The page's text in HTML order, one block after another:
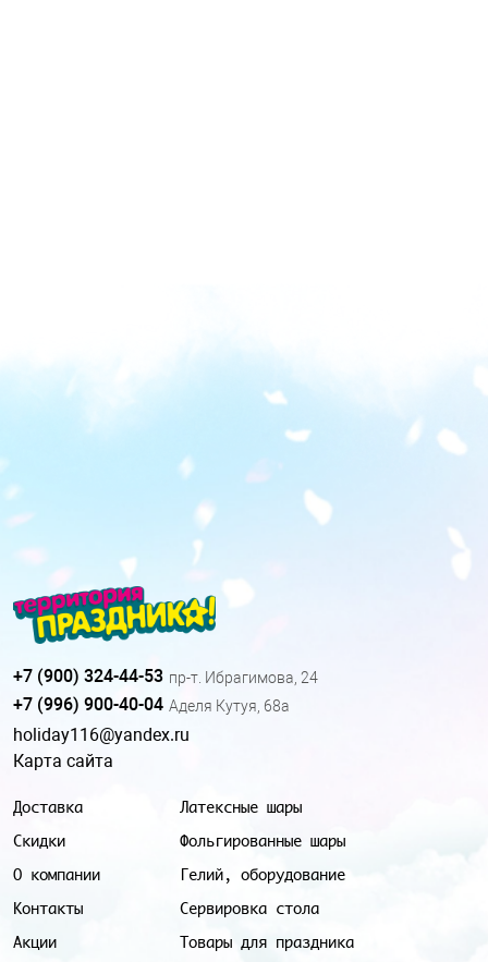
Доставка
Скидки
О компании
Контакты
Акции
Латексные шары
Фольгированные шары
Гелий, оборудование
Сервировка стола
Товары для праздника
+7 (900) 324-44-53 пр-т. Ибрагимова, 24
+7 (996) 900-40-04 Аделя Кутуя, 68а
holiday116@yandex.ru
Карта сайта